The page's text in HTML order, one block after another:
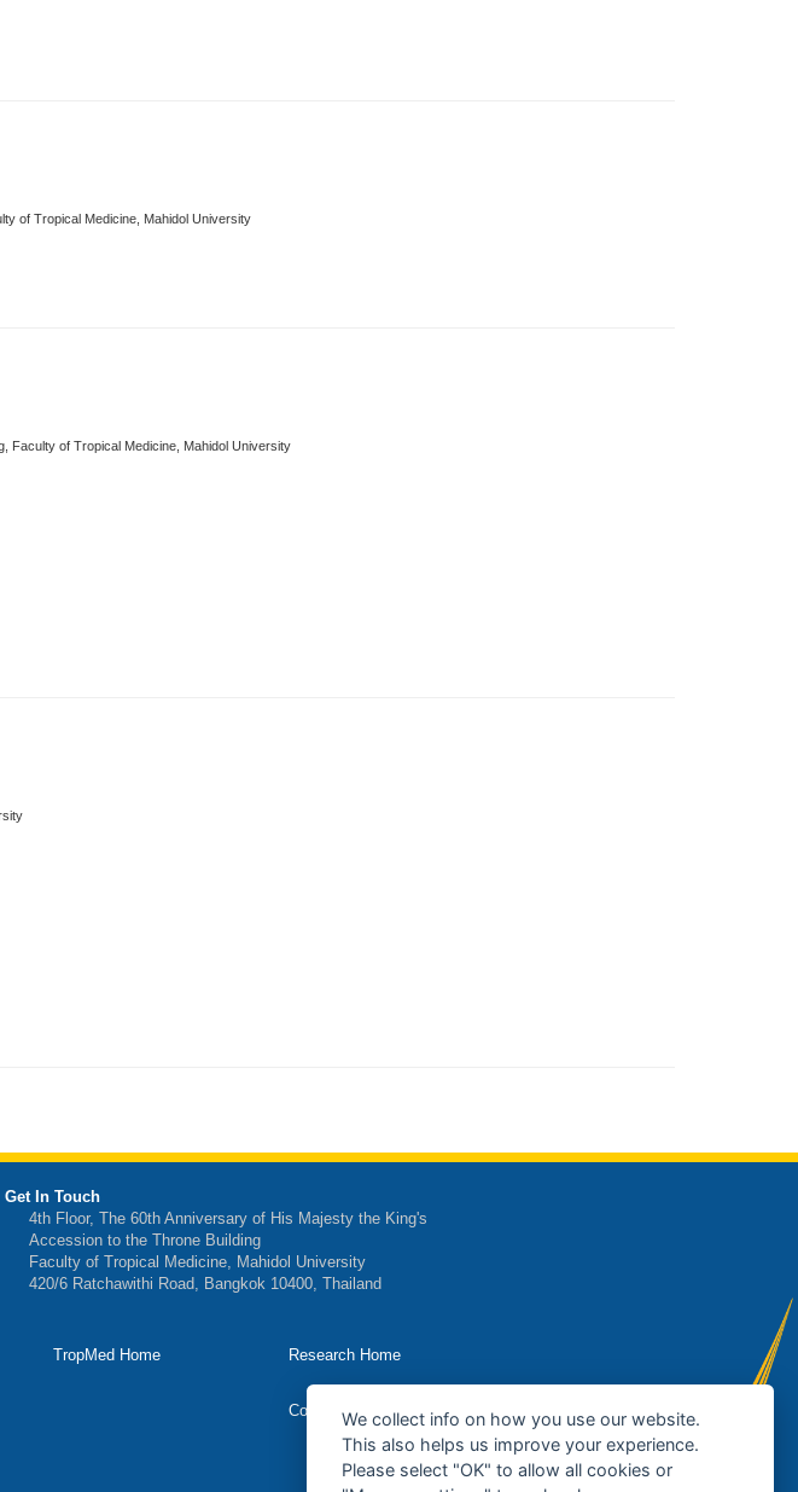
of Tropical Medicine, Mahidol University
Faculty of Tropical Medicine, Mahidol University
Get In Touch
4th Floor, The 60th Anniversary of His Majesty the King's
Accession to the Throne Building
Faculty of Tropical Medicine, Mahidol University
420/6 Ratchawithi Road, Bangkok 10400, Thailand
TropMed Home Research Home
Contact UsWe collect info on how you use our website.
This also helps us improve your experience.
Please select "OK" to allow all cookies or